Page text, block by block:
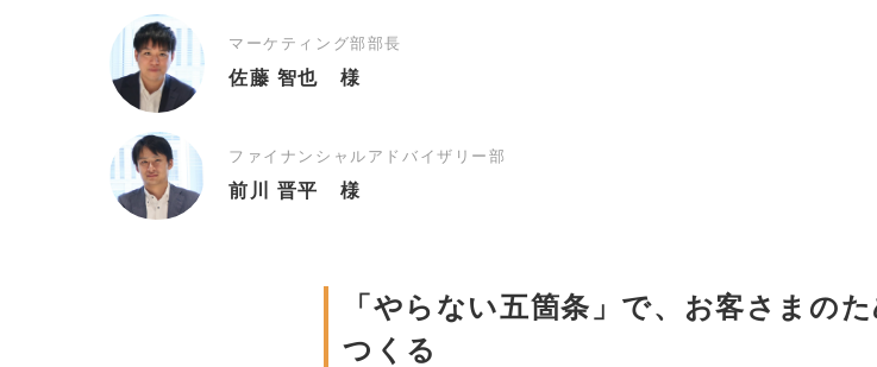
マーケティング部部長
佐藤 智也 様
ファイナンシャルアドバイザリー部
前川 晋平 様
「やらない五箇条」で、お客さまの
つくる